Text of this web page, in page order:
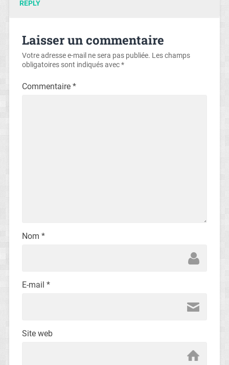
REPLY
Laisser un commentaire
Votre adresse e-mail ne sera pas publiée. Les champs
obligatoires sont indiqués avec*
Commentaire *
Nom *
E-mail *
Site web